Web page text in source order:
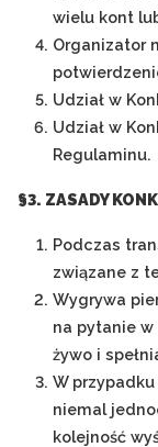
wielu kont
Organizator
Udział w
Udział w
Regulaminu.
§3. ZASADY
Podczas
związane z
Wygrywa
na pytanie
żywo i
W
niemal
kolejność